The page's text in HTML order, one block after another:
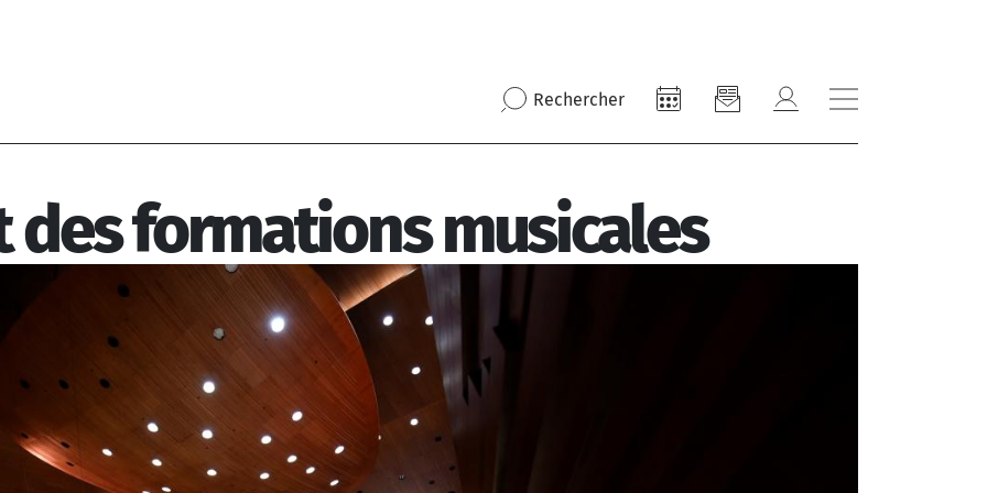
Rechercher
des formations musicales